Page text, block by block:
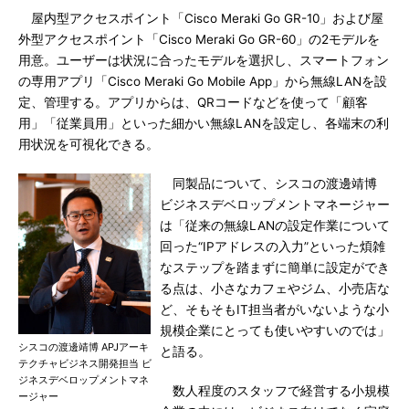
屋内型アクセスポイント「Cisco Meraki Go GR-10」および屋
外型アクセスポイント「Cisco Meraki Go GR-60」の2モデルを
用意。ユーザーは状況に合ったモデルを選択し、スマートフォン
の専用アプリ「Cisco Meraki Go Mobile App」から無線LANを設
定、管理する。アプリからは、QRコードなどを使って「顧客
用」「従業員用」といった細かい無線LANを設定し、各端末の利
用状況を可視化できる。
シスコの渡邊靖博 APJアーキ
テクチャビジネス開発担当 ビ
ジネスデベロップメントマネ
ージャー
同製品について、シスコの渡邊靖博
ビジネスデベロップメントマネージャー
は「従来の無線LANの設定作業について
回った“IPアドレスの入力”といった煩雑
なステップを踏まずに簡単に設定ができ
る点は、小さなカフェやジム、小売店な
ど、そもそもIT担当者がいないような小
規模企業にとっても使いやすいのでは」
と語る。
数人程度のスタッフで経営する小規模